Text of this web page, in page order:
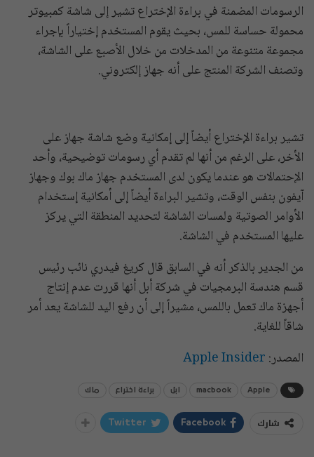
الرسومات المضمنة في براءة الإختراع تشير إلى شاشة كمبيوتر
محمولة حساسة للمس، بحيث يقوم المستخدم إختياراً بإجراء
مجموعة متنوعة من المدخلات من خلال الأصبع على الشاشة،
وتصنف الشركة المنتج على أنه جهاز إلكتروني.
تشير براءة الإختراع أيضاً إلى إمكانية وضع شاشة جهاز على
الأخر، على الرغم من أنها لم تقدم أي رسومات توضيحية، وأحد
الإحتمالات هو عندما يكون لدى المستخدم جهاز ماك بوك وجهاز
آيفون بنفس الوقت، وتشير البراءة أيضاً إلى أمكانية إستخدام
الأوامر الصوتية ولمسات الشاشة لتحديد المنطقة التي يركز
عليها المستخدم في الشاشة.
من الجدير بالذكر أنه في السابق قال كريغ فيدري نائب رئيس
قسم هندسة البرمجيات في شركة أبل أنها قررت عدم إنتاج
أجهزة ماك تعمل باللمس، مشيراً إلى أن رفع اليد للشاشة يعد أمر
شاقاً للغاية.
المصدر: Apple Insider
Apple
macbook ابل براءة اختراع ماك
شارك Facebook
Twitter